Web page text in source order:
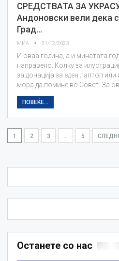
СРЕДСТВАТА ЗА
Андоновски вели дека
Град…
МИА 21/12/2023
И оваа година, а и минатата
направено. Колку за
за донација за еден лаптоп или
мора да помине во Совет. За
ПОВЕЌЕ...
1 2 3 5
Останете со нас